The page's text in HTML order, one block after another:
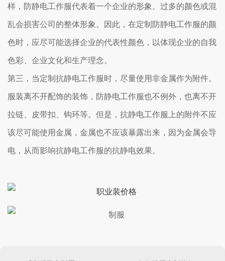
样，防静电工作服代表着一个企业的形象。过多的颜色或混
乱会损害公司的整体形象。因此，在定制防静电工作服的颜
色时，应尽可能选择企业的代表性颜色，以体现企业的自我
色彩、企业文化和生产理念。
第三，当定制抗静电工作服时，尽量使用非金属作为附件。
服装离不开配饰的装饰，防静电工作服也不例外，也离不开
拉链、皮带扣、钩环等。但是，抗静电工作服上的附件不应
该尽可能使用金属，金属也不应该暴露出来，因为金属会导
电，从而影响抗静电工作服的抗静电效果。